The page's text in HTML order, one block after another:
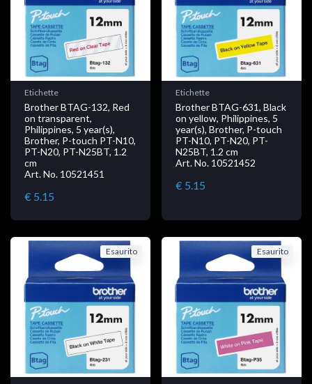
Etichette
Brother BTAG-132, Red
on transparent,
Philippines, 5 year(s),
Brother, P-touch PT-N10,
PT-N20, PT-N25BT, 1.2
cm
Art. No. 10521451
€ 5.15
Etichette
Brother BTAG-631, Black
on yellow, Philippines, 5
year(s), Brother, P-touch
PT-N10, PT-N20, PT-
N25BT, 1.2 cm
Art. No. 10521452
€ 5.15
Esaurito Esaurito